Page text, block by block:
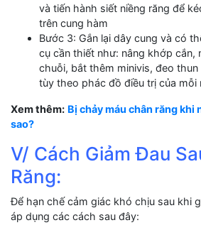
và tiến hành siết niềng răng để
trên cung hàm
Bước 3: Gắn lại dây cung và có
cụ cần thiết như: nâng khớp cắn,
chuỗi, bắt thêm minivis, đeo
tùy theo phác đồ điều trị của mỗi
Xem thêm: Bị chảy máu chân răng khi
sao?
V/ Cách Giảm Đau
Răng:
Để hạn chế cảm giác khó chịu sau khi
áp dụng các cách sau đây: